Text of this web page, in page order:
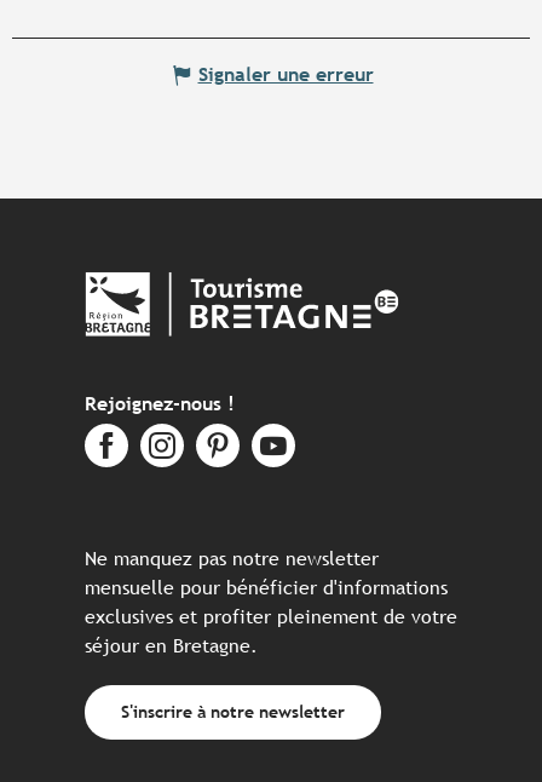
Signaler une erreur
Rejoignez-nous !
Ne manquez pas notre newsletter
mensuelle pour bénéficier d'informations
exclusives et profiter pleinement de votre
séjour en Bretagne.
S'inscrire à notre newsletter